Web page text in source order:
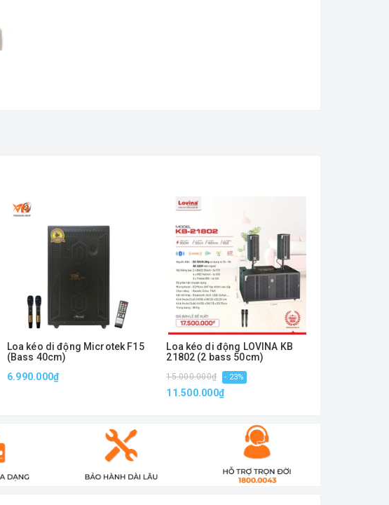
Loa kéo di động Microtek F15
(Bass 40cm)
6.990.000₫
Loa kéo di động LOVINA KB
21802 (2 bass 50cm)
15.000.000₫ - 23%
11.500.000₫